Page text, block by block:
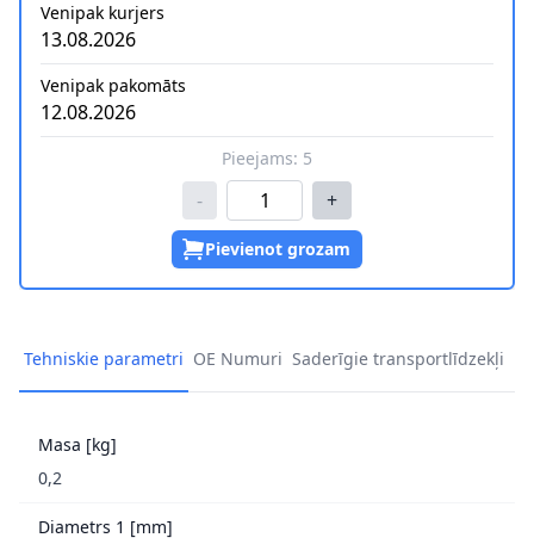
Venipak kurjers
13.08.2026
Venipak pakomāts
12.08.2026
Pieejams: 5
- +
Pievienot grozam
Tehniskie parametri OE Numuri Saderīgie transportlīdzekļi
Masa [kg]
0,2
Diametrs 1 [mm]